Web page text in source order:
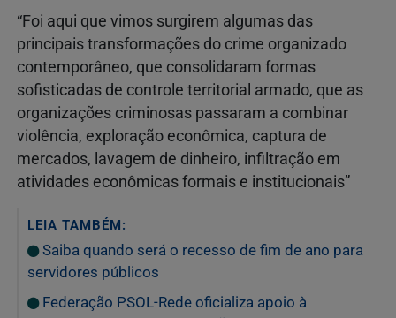
“Foi aqui que vimos surgirem algumas das
principais transformações do crime organizado
contemporâneo, que consolidaram formas
sofisticadas de controle territorial armado, que as
organizações criminosas passaram a combinar
violência, exploração econômica, captura de
mercados, lavagem de dinheiro, infiltração em
atividades econômicas formais e institucionais”
LEIA TAMBÉM:
Saiba quando será o recesso de fim de ano para
servidores públicos
Federação PSOL-Rede oficializa apoio à